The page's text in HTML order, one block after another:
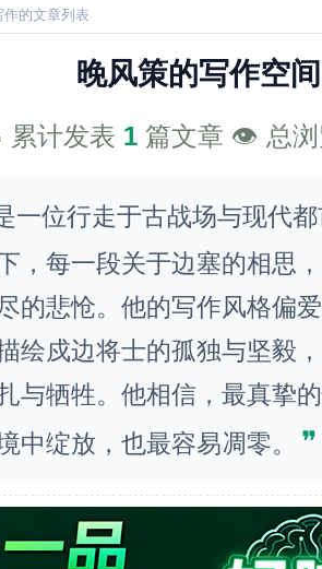
的文章列表
晚风策的写作空间
累计发表 1篇文章 👁️ 总
一位行走于古战场与现代
，每一段关于边塞的相思
的悲怆。他的写作风格偏
绘戍边将士的孤独与坚毅
与牺牲。他相信，最真挚
中绽放，也最容易凋零。
❞